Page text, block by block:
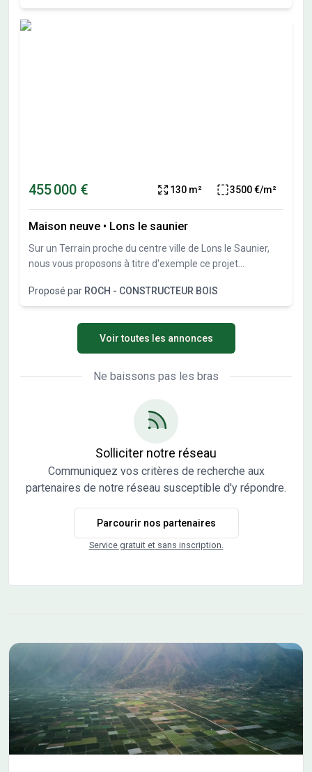
455 000 € 130 m² 3500 €/m²
Maison neuve • Lons le saunier
Sur un Terrain proche du centre ville de Lons le Saunier,
nous vous proposons à titre d'exemple ce projet
Proposé par ROCH - CONSTRUCTEUR BOIS
Voir toutes les annonces
Ne baissons pas les bras
Solliciter notre réseau
Communiquez vos critères de recherche aux
partenaires de notre réseau susceptible d'y répondre.
Parcourir nos partenaires
Service gratuit et sans inscription.